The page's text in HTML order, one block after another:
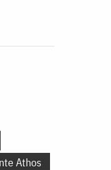
Athos